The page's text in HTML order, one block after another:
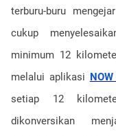
terburu-buru
cukup
minimum 12
melalui aplikasi
setiap 12
dikonversikan